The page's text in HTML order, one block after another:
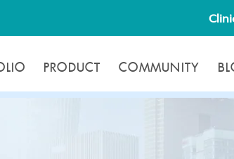
PRODUCT COMMUNITY